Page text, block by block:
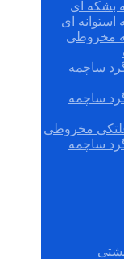
بشکه ای
ای
مخروطی
ساچمه
ساچمه
مخروطی
ساچمه